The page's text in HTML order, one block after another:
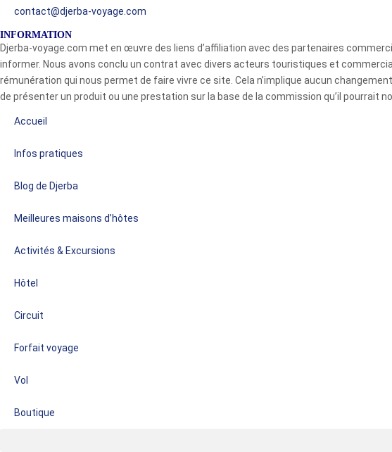
contact@djerba-voyage.com
INFORMATION
Djerba-voyage.com met en œuvre des liens d’affiliation avec des partenaires
informer. Nous avons conclu un contrat avec divers acteurs touristiques et
rémunération qui nous permet de faire vivre ce site. Cela n’implique aucun
de présenter un produit ou une prestation sur la base de la commission qu’il pourrait
Accueil
Infos pratiques
Blog de Djerba
Meilleures maisons d’hôtes
Activités & Excursions
Hôtel
Circuit
Forfait voyage
Vol
Boutique